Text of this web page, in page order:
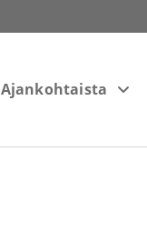
Ajankohtaista